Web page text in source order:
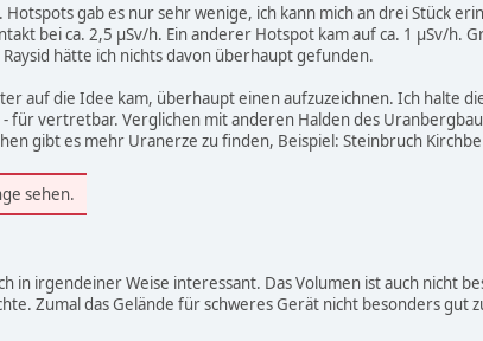
gab es nur sehr wenige, ich kann mich an drei Stück
bei ca. 2,5 µSv/h. Ein anderer Hotspot kam auf ca. 1 µSv/h.
hätte ich nichts davon überhaupt gefunden.
auf die Idee kam, überhaupt einen aufzuzeichnen. Ich halte
für vertretbar. Verglichen mit anderen Halden des
gibt es mehr Uranerze zu finden, Beispiel: Steinbruch
sehen.
in irgendeiner Weise interessant. Das Volumen ist auch nicht
Zumal das Gelände für schweres Gerät nicht besonders gut